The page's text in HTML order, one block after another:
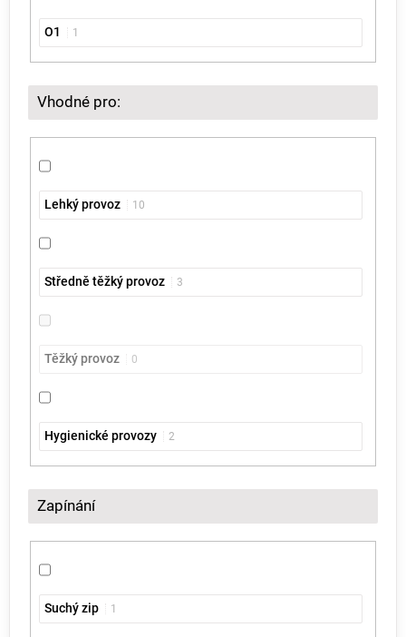
O1 1
Vhodné pro:
Lehký provoz 10
Středně těžký provoz 3
Těžký provoz 0
Hygienické provozy 2
Zapínání
Suchý zip 1